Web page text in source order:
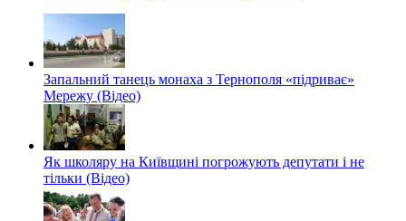
Запальний танець монаха з Тернополя «підриває»
Мережу (Відео)
Як школяру на Київщині погрожують депутати і не
тільки (Відео)